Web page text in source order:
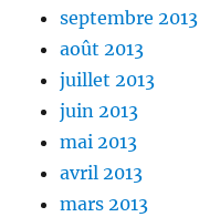
septembre 2013
août 2013
juillet 2013
juin 2013
mai 2013
avril 2013
mars 2013